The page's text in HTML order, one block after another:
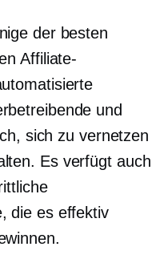
der besten
Affiliate-
und
sich zu vernetzen
Es verfügt auch
die es effektiv